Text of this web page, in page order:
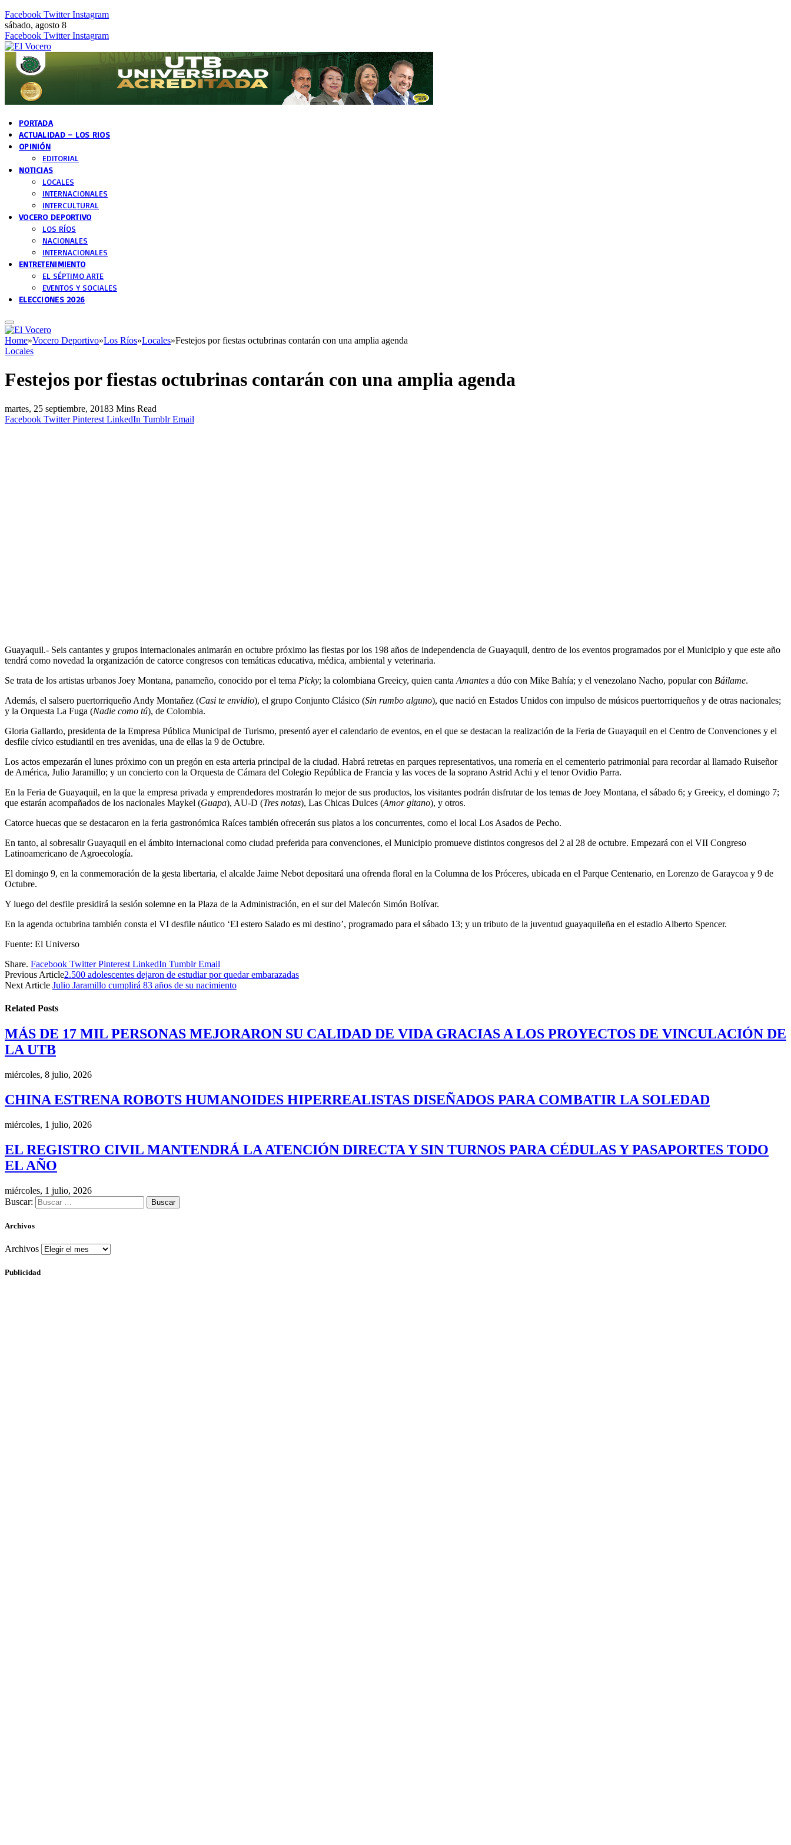
Facebook Twitter Instagram
sábado, agosto 8
Facebook Twitter Instagram
PORTADA
ACTUALIDAD – LOS RIOS
OPINIÓN
EDITORIAL
NOTICIAS
LOCALES
INTERNACIONALES
INTERCULTURAL
VOCERO DEPORTIVO
LOS RÍOS
NACIONALES
INTERNACIONALES
ENTRETENIMIENTO
EL SÉPTIMO ARTE
EVENTOS Y SOCIALES
ELECCIONES 2026
Home»Vocero Deportivo»Los Ríos»Locales»Festejos por fiestas octubrinas contarán con una amplia agenda
Locales
Festejos por fiestas octubrinas contarán con una amplia agenda
martes, 25 septiembre, 20183 Mins Read
Facebook Twitter Pinterest LinkedIn Tumblr Email
Guayaquil.- Seis cantantes y grupos internacionales animarán en octubre próximo las fiestas por los 198 años de independencia de Guayaquil, dentro de los eventos programados por el Municipio y que este año
tendrá como novedad la organización de catorce congresos con temáticas educativa, médica, ambiental y veterinaria.
Se trata de los artistas urbanos Joey Montana, panameño, conocido por el tema Picky; la colombiana Greeicy, quien canta Amantes a dúo con Mike Bahía; y el venezolano Nacho, popular con Báilame.
Además, el salsero puertorriqueño Andy Montañez (Casi te envidio), el grupo Conjunto Clásico (Sin rumbo alguno), que nació en Estados Unidos con impulso de músicos puertorriqueños y de otras nacionales;
y la Orquesta La Fuga (Nadie como tú), de Colombia.
Gloria Gallardo, presidenta de la Empresa Pública Municipal de Turismo, presentó ayer el calendario de eventos, en el que se destacan la realización de la Feria de Guayaquil en el Centro de Convenciones y el
desfile cívico estudiantil en tres avenidas, una de ellas la 9 de Octubre.
Los actos empezarán el lunes próximo con un pregón en esta arteria principal de la ciudad. Habrá retretas en parques representativos, una romería en el cementerio patrimonial para recordar al llamado Ruiseñor
de América, Julio Jaramillo; y un concierto con la Orquesta de Cámara del Colegio República de Francia y las voces de la soprano Astrid Achi y el tenor Ovidio Parra.
En la Feria de Guayaquil, en la que la empresa privada y emprendedores mostrarán lo mejor de sus productos, los visitantes podrán disfrutar de los temas de Joey Montana, el sábado 6; y Greeicy, el domingo 7;
que estarán acompañados de los nacionales Maykel (Guapa), AU-D (Tres notas), Las Chicas Dulces (Amor gitano), y otros.
Catorce huecas que se destacaron en la feria gastronómica Raíces también ofrecerán sus platos a los concurrentes, como el local Los Asados de Pecho.
En tanto, al sobresalir Guayaquil en el ámbito internacional como ciudad preferida para convenciones, el Municipio promueve distintos congresos del 2 al 28 de octubre. Empezará con el VII Congreso
Latinoamericano de Agroecología.
El domingo 9, en la conmemoración de la gesta libertaria, el alcalde Jaime Nebot depositará una ofrenda floral en la Columna de los Próceres, ubicada en el Parque Centenario, en Lorenzo de Garaycoa y 9 de
Octubre.
Y luego del desfile presidirá la sesión solemne en la Plaza de la Administración, en el sur del Malecón Simón Bolívar.
En la agenda octubrina también consta el VI desfile náutico ‘El estero Salado es mi destino’, programado para el sábado 13; y un tributo de la juventud guayaquileña en el estadio Alberto Spencer.
Fuente: El Universo
Share. Facebook Twitter Pinterest LinkedIn Tumblr Email
Previous Article2.500 adolescentes dejaron de estudiar por quedar embarazadas
Next Article Julio Jaramillo cumplirá 83 años de su nacimiento
Related Posts
MÁS DE 17 MIL PERSONAS MEJORARON SU CALIDAD DE VIDA GRACIAS A LOS PROYECTOS DE VINCULACIÓN DE
LA UTB
miércoles, 8 julio, 2026
CHINA ESTRENA ROBOTS HUMANOIDES HIPERREALISTAS DISEÑADOS PARA COMBATIR LA SOLEDAD
miércoles, 1 julio, 2026
EL REGISTRO CIVIL MANTENDRÁ LA ATENCIÓN DIRECTA Y SIN TURNOS PARA CÉDULAS Y PASAPORTES TODO
EL AÑO
miércoles, 1 julio, 2026
Buscar:
Archivos
Archivos
Publicidad